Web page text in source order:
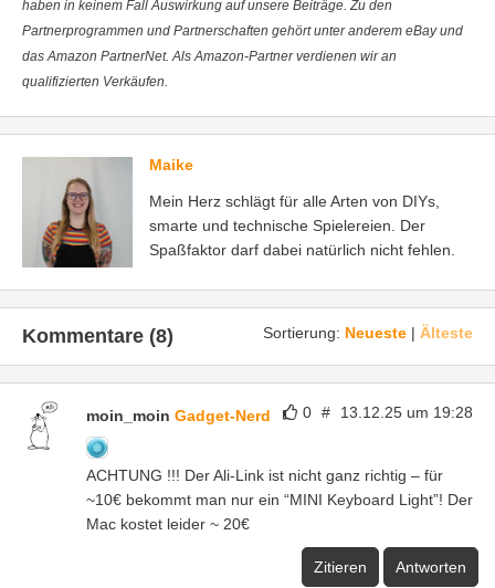
haben in keinem Fall Auswirkung auf unsere Beiträge. Zu den
Partnerprogrammen und Partnerschaften gehört unter anderem eBay und
das Amazon PartnerNet. Als Amazon-Partner verdienen wir an
qualifizierten Verkäufen.
Maike
Mein Herz schlägt für alle Arten von DIYs,
smarte und technische Spielereien. Der
Spaßfaktor darf dabei natürlich nicht fehlen.
Sortierung: Neueste | Älteste
Kommentare (8)
0 # 13.12.25 um 19:28
moin_moin Gadget-Nerd
ACHTUNG !!! Der Ali-Link ist nicht ganz richtig – für
~10€ bekommt man nur ein “MINI Keyboard Light”! Der
Mac kostet leider ~ 20€
Zitieren Antworten